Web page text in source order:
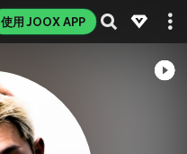
使用 JOOX APP